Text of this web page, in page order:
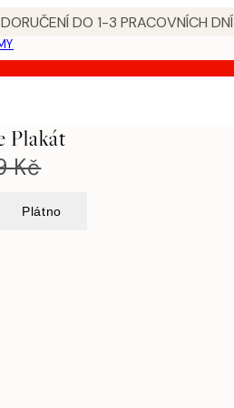
DO 1-3 PRACOVNÍCH DNÍ
Plakát
Kč
Plátno